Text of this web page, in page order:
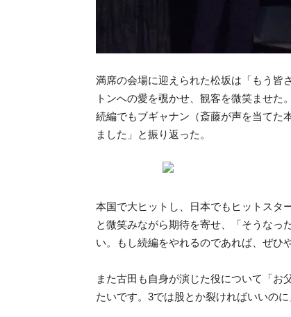
満席の会場に迎えられた松坂は「もう皆
トンへの愛を覗かせ、観客を微笑ませた
続編でもブギャナン（斎藤が声を当てた
ました」と振り返った。
本国で大ヒットし、日本でもヒットスタ
と微笑みながら期待を寄せ、「そうなっ
い。もし続編をやれるのであれば、ぜひ
また古田も自身が演じた役について「お
たいです。3では股とか裂ければいいの